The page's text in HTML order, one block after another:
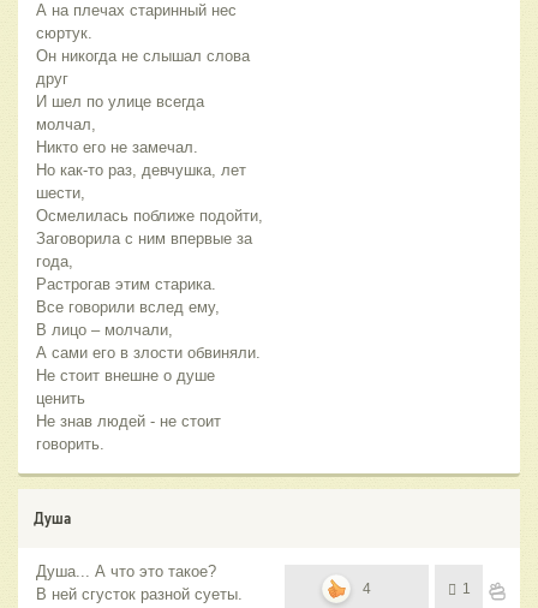
А на плечах старинный нес
сюртук.
Он никогда не слышал слова
друг
И шел по улице всегда
молчал,
Никто его не замечал.
Но как-то раз, девчушка, лет
шести,
Осмелилась поближе подойти,
Заговорила с ним впервые за
года,
Растрогав этим старика.
Все говорили вслед ему,
В лицо – молчали,
А сами его в злости обвиняли.
Не стоит внешне о душе
ценить
Не знав людей - не стоит
говорить.
Душа
Душа... А что это такое?
В ней сгусток разной суеты.
4 1